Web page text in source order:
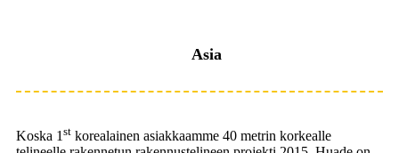
Asia
Koska 1st korealainen asiakkaamme 40 metrin korkealle